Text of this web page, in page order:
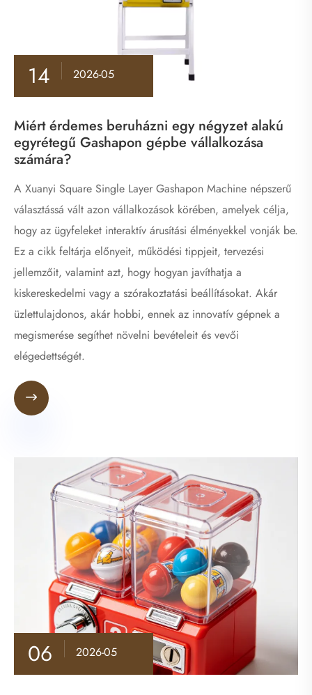
14 2026-05
Miért érdemes beruházni egy négyzet alakú
egyrétegű Gashapon gépbe vállalkozása
számára?
A Xuanyi Square Single Layer Gashapon Machine népszerű
választássá vált azon vállalkozások körében, amelyek célja,
hogy az ügyfeleket interaktív árusítási élményekkel vonják be.
Ez a cikk feltárja előnyeit, működési tippjeit, tervezési
jellemzőit, valamint azt, hogy hogyan javíthatja a
kiskereskedelmi vagy a szórakoztatási beállításokat. Akár
üzlettulajdonos, akár hobbi, ennek az innovatív gépnek a
megismerése segíthet növelni bevételeit és vevői
elégedettségét.

06 2026-05